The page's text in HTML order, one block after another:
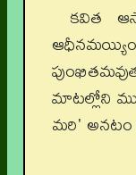
కవిత
మాటల్లోని
మరి' అనటం